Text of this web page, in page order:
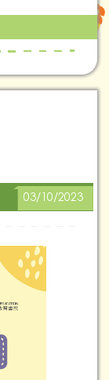
03/10/2023